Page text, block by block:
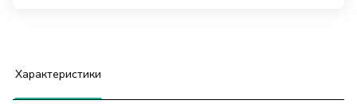
Характеристики